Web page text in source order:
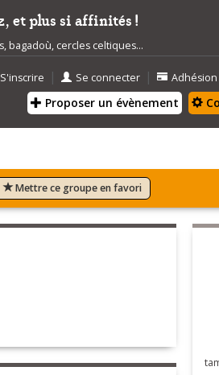
et plus si affinités !
bagadoù, cercles celtiques...
S'inscrire | Se connecter |
Proposer un évènement
Mettre ce groupe en favori